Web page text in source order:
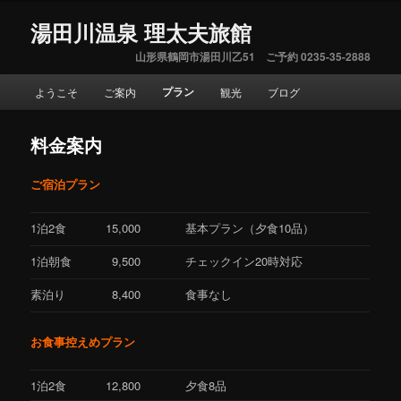
湯田川温泉 理太夫旅館
山形県鶴岡市湯田川乙51 ご予約 0235-35-2888
ようこそ ご案内 プラン 観光 ブログ
料金案内
ご宿泊プラン
1泊2食 15,000
基本プラン（夕食10品）
1泊朝食
9,500
チェックイン20時対応
素泊り
8,400 食事なし
お食事控えめプラン
1泊2食 12,800 夕食8品